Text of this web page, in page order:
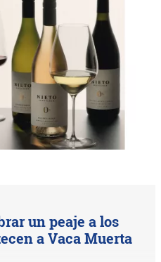
un peaje a los
a Vaca Muerta